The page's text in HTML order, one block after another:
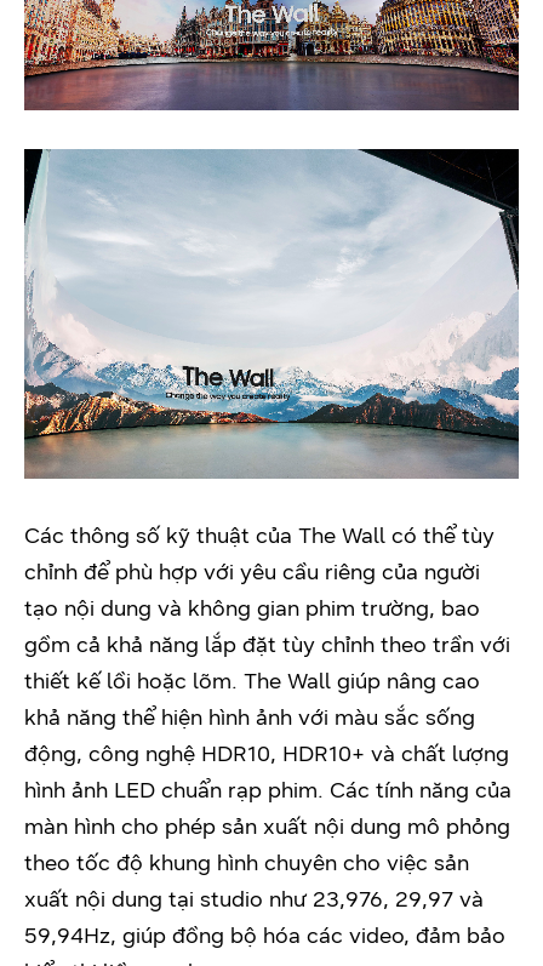
Các thông số kỹ thuật của The Wall có thể tùy
chỉnh để phù hợp với yêu cầu riêng của người
tạo nội dung và không gian phim trường, bao
gồm cả khả năng lắp đặt tùy chỉnh theo trần với
thiết kế lồi hoặc lõm. The Wall giúp nâng cao
khả năng thể hiện hình ảnh với màu sắc sống
động, công nghệ HDR10, HDR10+ và chất lượng
hình ảnh LED chuẩn rạp phim. Các tính năng của
màn hình cho phép sản xuất nội dung mô phỏng
theo tốc độ khung hình chuyên cho việc sản
xuất nội dung tại studio như 23,976, 29,97 và
59,94Hz, giúp đồng bộ hóa các video, đảm bảo